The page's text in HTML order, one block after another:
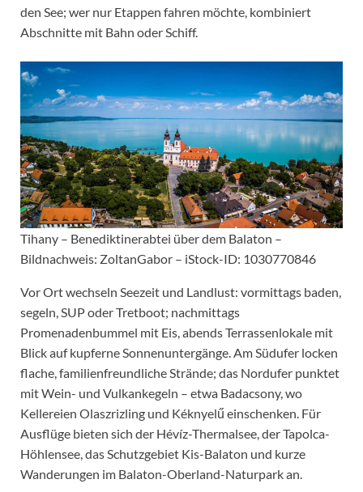
den See; wer nur Etappen fahren möchte, kombiniert
Abschnitte mit Bahn oder Schiff.
Tihany – Benediktinerabtei über dem Balaton –
Bildnachweis: ZoltanGabor – iStock-ID: 1030770846
Vor Ort wechseln Seezeit und Landlust: vormittags baden,
segeln, SUP oder Tretboot; nachmittags
Promenadenbummel mit Eis, abends Terrassenlokale mit
Blick auf kupferne Sonnenuntergänge. Am Südufer locken
flache, familienfreundliche Strände; das Nordufer punktet
mit Wein- und Vulkankegeln – etwa Badacsony, wo
Kellereien Olaszrizling und Kéknyelű einschenken. Für
Ausflüge bieten sich der Hévíz-Thermalsee, der Tapolca-
Höhlensee, das Schutzgebiet Kis-Balaton und kurze
Wanderungen im Balaton-Oberland-Naturpark an.